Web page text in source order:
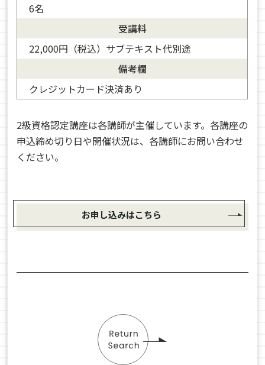
6名
受講料
22,000円（税込）サブテキスト代別途
備考欄
クレジットカード決済あり
2級資格認定講座は各講師が主催しています。各講座の
申込締め切り日や開催状況は、各講師にお問い合わせ
ください。
お申し込みはこちら